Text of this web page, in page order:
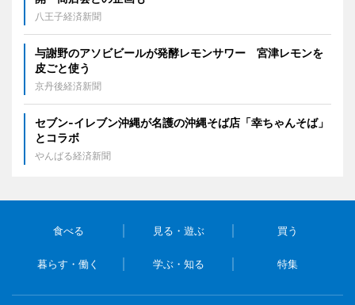
八王子経済新聞
与謝野のアソビビールが発酵レモンサワー 宮津レモンを
皮ごと使う
京丹後経済新聞
セブン‐イレブン沖縄が名護の沖縄そば店「幸ちゃんそば」
とコラボ
やんばる経済新聞
食べる 見る・遊ぶ 買う
暮らす・働く 学ぶ・知る 特集